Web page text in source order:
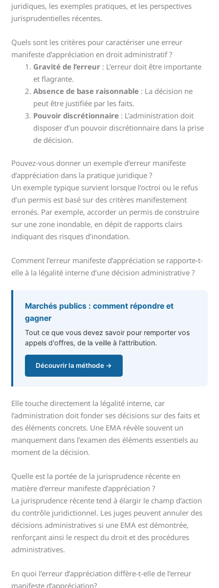
juridiques, les exemples pratiques, et les perspectives
jurisprudentielles récentes.
Quels sont les critères pour caractériser une erreur
manifeste d’appréciation en droit administratif ?
Gravité de l’erreur : L’erreur doit être importante
et flagrante.
Absence de base raisonnable : La décision ne
peut être justifiée par les faits.
Pouvoir discrétionnaire : L’administration doit
disposer d’un pouvoir discrétionnaire dans la prise
de décision.
Pouvez-vous donner un exemple d’erreur manifeste
d’appréciation dans la pratique juridique ?
Un exemple typique survient lorsque l’octroi ou le refus
d’un permis est basé sur des critères manifestement
erronés. Par exemple, accorder un permis de construire
sur une zone inondable, en dépit de rapports clairs
indiquant des risques d’inondation.
Comment l’erreur manifeste d’appréciation se rapporte-t-
elle à la légalité interne d’une décision administrative ?
Marchés publics : comment répondre et
gagner
Tout ce que vous devez savoir pour remporter vos
appels d'offres, de la veille à l'attribution.
Découvrir la méthode →
Elle touche directement la légalité interne, car
l’administration doit fonder ses décisions sur des faits et
des éléments concrets. Une EMA révèle souvent un
manquement dans l’examen des éléments essentiels au
moment de la décision.
Quelle est la portée de la jurisprudence récente en
matière d’erreur manifeste d’appréciation ?
La jurisprudence récente tend à élargir le champ d’action
du contrôle juridictionnel. Les juges peuvent annuler des
décisions administratives si une EMA est démontrée,
renforçant ainsi le respect du droit et des procédures
administratives.
En quoi l’erreur d’appréciation diffère-t-elle de l’erreur
manifeste d’appréciation?